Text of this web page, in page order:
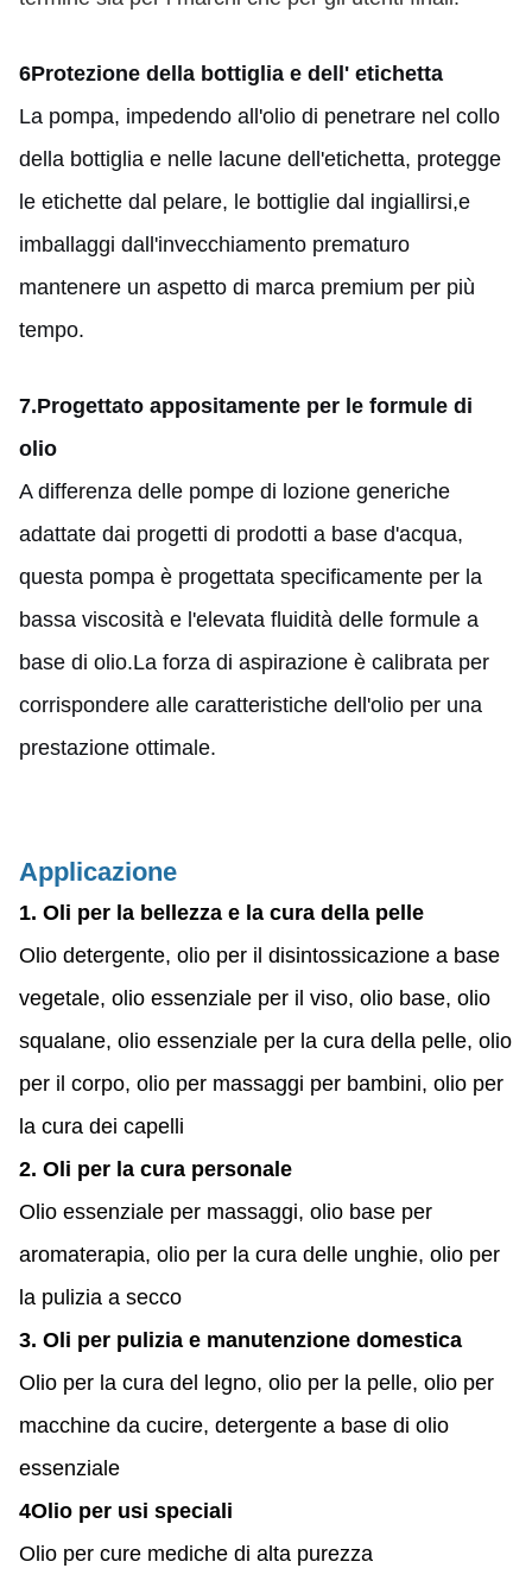
6Protezione della bottiglia e dell' etichetta
La pompa, impedendo all'olio di penetrare nel collo
della bottiglia e nelle lacune dell'etichetta, protegge
le etichette dal pelare, le bottiglie dal ingiallirsi,e
imballaggi dall'invecchiamento prematuro
mantenere un aspetto di marca premium per più
tempo.
7.Progettato appositamente per le formule di
olio
A differenza delle pompe di lozione generiche
adattate dai progetti di prodotti a base d'acqua,
questa pompa è progettata specificamente per la
bassa viscosità e l'elevata fluidità delle formule a
base di olio.La forza di aspirazione è calibrata per
corrispondere alle caratteristiche dell'olio per una
prestazione ottimale.
Applicazione
1. Oli per la bellezza e la cura della pelle
Olio detergente, olio per il disintossicazione a base
vegetale, olio essenziale per il viso, olio base, olio
squalane, olio essenziale per la cura della pelle, olio
per il corpo, olio per massaggi per bambini, olio per
la cura dei capelli
2. Oli per la cura personale
Olio essenziale per massaggi, olio base per
aromaterapia, olio per la cura delle unghie, olio per
la pulizia a secco
3. Oli per pulizia e manutenzione domestica
Olio per la cura del legno, olio per la pelle, olio per
macchine da cucire, detergente a base di olio
essenziale
4Olio per usi speciali
Olio per cure mediche di alta purezza